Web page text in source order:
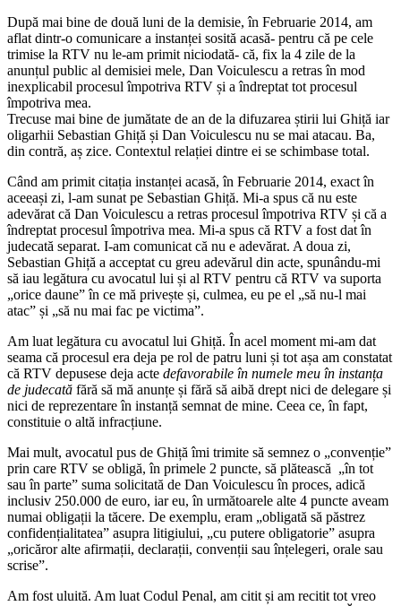
După mai bine de două luni de la demisie, în Februarie 2014, am
aflat dintr-o comunicare a instanței sosită acasă- pentru că pe cele
trimise la RTV nu le-am primit niciodată- că, fix la 4 zile de la
anunțul public al demisiei mele, Dan Voiculescu a retras în mod
inexplicabil procesul împotriva RTV și a îndreptat tot procesul
împotriva mea.
Trecuse mai bine de jumătate de an de la difuzarea știrii lui Ghiță iar
oligarhii Sebastian Ghiță și Dan Voiculescu nu se mai atacau. Ba,
din contră, aș zice. Contextul relației dintre ei se schimbase total.
Când am primit citația instanței acasă, în Februarie 2014, exact în
aceeași zi, l-am sunat pe Sebastian Ghiță. Mi-a spus că nu este
adevărat că Dan Voiculescu a retras procesul împotriva RTV și că a
îndreptat procesul împotriva mea. Mi-a spus că RTV a fost dat în
judecată separat. I-am comunicat că nu e adevărat. A doua zi,
Sebastian Ghiță a acceptat cu greu adevărul din acte, spunându-mi
să iau legătura cu avocatul lui și al RTV pentru că RTV va suporta
„orice daune” în ce mă privește și, culmea, eu pe el „să nu-l mai
atac” și „să nu mai fac pe victima”.
Am luat legătura cu avocatul lui Ghiță. În acel moment mi-am dat
seama că procesul era deja pe rol de patru luni și tot așa am constatat
că RTV depusese deja acte defavorabile în numele meu în instanța
de judecată fără să mă anunțe și fără să aibă drept nici de delegare și
nici de reprezentare în instanță semnat de mine. Ceea ce, în fapt,
constituie o altă infracțiune.
Mai mult, avocatul pus de Ghiță îmi trimite să semnez o „convenție”
prin care RTV se obligă, în primele 2 puncte, să plătească „în tot
sau în parte” suma solicitată de Dan Voiculescu în proces, adică
inclusiv 250.000 de euro, iar eu, în următoarele alte 4 puncte aveam
numai obligații la tăcere. De exemplu, eram „obligată să păstrez
confidențialitatea” asupra litigiului, „cu putere obligatorie” asupra
„oricăror alte afirmații, declarații, convenții sau înțelegeri, orale sau
scrise”.
Am fost uluită. Am luat Codul Penal, am citit și am recitit tot vreo